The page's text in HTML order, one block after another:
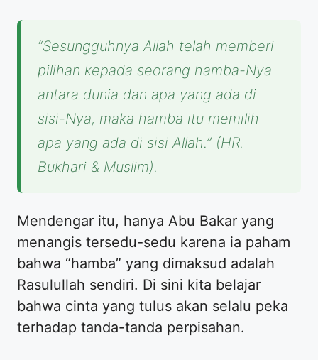
“Sesungguhnya Allah telah memberi
pilihan kepada seorang hamba-Nya
antara dunia dan apa yang ada di
sisi-Nya, maka hamba itu memilih
apa yang ada di sisi Allah.” (HR.
Bukhari & Muslim).
​Mendengar itu, hanya Abu Bakar yang
menangis tersedu-sedu karena ia paham
bahwa “hamba” yang dimaksud adalah
Rasulullah sendiri. Di sini kita belajar
bahwa cinta yang tulus akan selalu peka
terhadap tanda-tanda perpisahan.